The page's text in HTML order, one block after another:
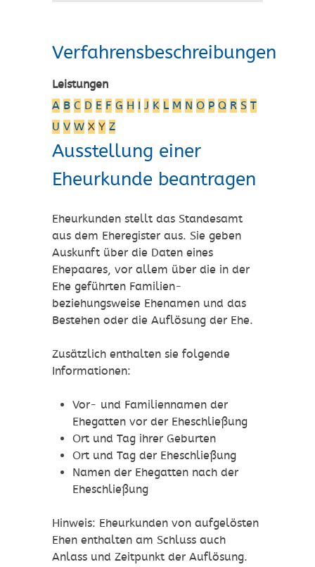
Verfahrensbeschreibungen
Leistungen
A B C D E F G H I J K L M N O P Q R S T
U V W X Y Z
Ausstellung einer
Eheurkunde beantragen
Eheurkunden stellt das Standesamt
aus dem Eheregister aus. Sie geben
Auskunft über die Daten eines
Ehepaares, vor allem über die in der
Ehe geführten Familien-
beziehungsweise Ehenamen und das
Bestehen oder die Auflösung der Ehe.
Zusätzlich enthalten sie folgende
Informationen:
Vor- und Familiennamen der
Ehegatten vor der Eheschließung
Ort und Tag ihrer Geburten
Ort und Tag der Eheschließung
Namen der Ehegatten nach der
Eheschließung
Hinweis: Eheurkunden von aufgelösten
Ehen enthalten am Schluss auch
Anlass und Zeitpunkt der Auflösung.